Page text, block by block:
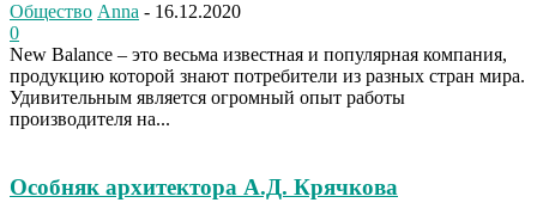
Общество Anna - 16.12.2020
0
New Balance – это весьма известная и популярная компания,
продукцию которой знают потребители из разных стран мира.
Удивительным является огромный опыт работы
производителя на...
Особняк архитектора А.Д. Крячкова